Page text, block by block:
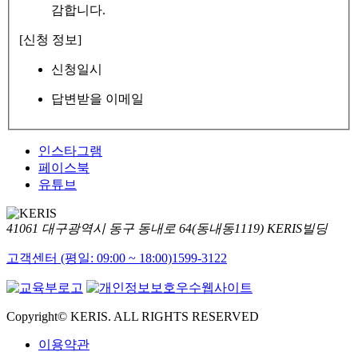
감합니다.
[신청 정보]
신청일시
답변받을 이메일
인스타그램
페이스북
유튜브
41061 대구광역시 동구 동내로 64(동내동1119) KERIS빌딩
고객센터 (평일: 09:00 ~ 18:00)1599-3122
Copyright© KERIS. ALL RIGHTS RESERVED
이용약관